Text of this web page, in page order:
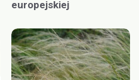
europejskiej